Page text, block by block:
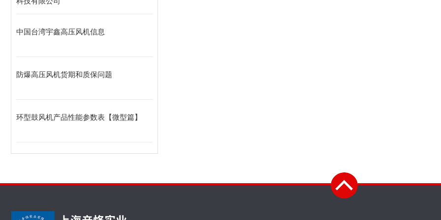
中国台湾宇鑫高压风机信息
防爆高压风机货期和质保问题
环型鼓风机产品性能参数表【微型篇】